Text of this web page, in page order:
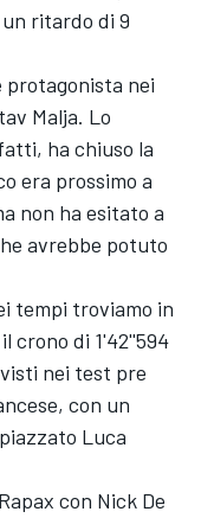
ritardo di 9
protagonista nei
Malja. Lo
ha chiuso la
era prossimo a
non ha esitato a
avrebbe potuto
tempi troviamo in
crono di 1'42''594
nei test pre
con un
Luca
con Nick De